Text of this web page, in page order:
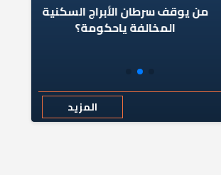
من يوقف سرطان الأبراج السكنية
المخالفة ياحكومة؟
المزيد